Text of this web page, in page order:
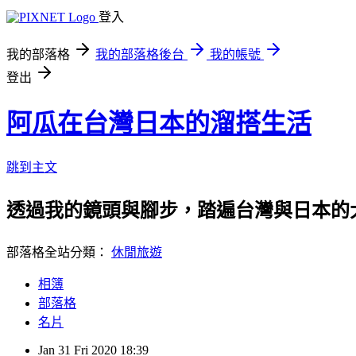
登入
我的部落格 我的部落格後台
我的帳號
登出
阿瓜在台灣日本的溜搭生活
跳到主文
透過我的鏡頭與腳步，踏遍台灣與日本的
部落格全站分類： 休閒旅遊
相簿
部落格
名片
Jan 31 Fri 2020 18:39